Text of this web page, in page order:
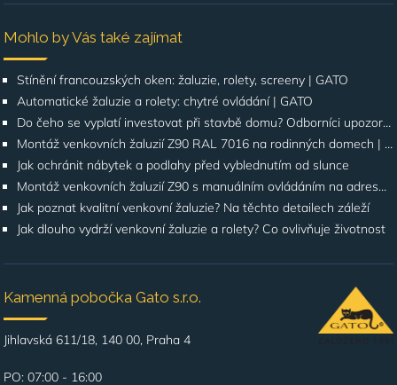
Mohlo by Vás také zajímat
Stínění francouzských oken: žaluzie, rolety, screeny | GATO
Automatické žaluzie a rolety: chytré ovládání | GATO
Do čeho se vyplatí investovat při stavbě domu? Odborníci upozorňují na stínění oken
Montáž venkovních žaluzií Z90 RAL 7016 na rodinných domech | Případová studie
Jak ochránit nábytek a podlahy před vyblednutím od slunce
Montáž venkovních žaluzií Z90 s manuálním ovládáním na adrese Štúrova, Praha 4
Jak poznat kvalitní venkovní žaluzie? Na těchto detailech záleží
Jak dlouho vydrží venkovní žaluzie a rolety? Co ovlivňuje životnost
Kamenná pobočka Gato s.r.o.
Jihlavská 611/18, 140 00, Praha 4
PO: 07:00 - 16:00